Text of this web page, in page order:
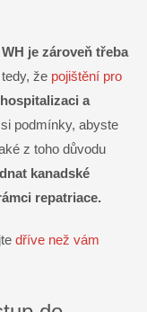
je zároveň třeba
že pojištění pro
a
podmínky, abyste
z toho důvodu
kanadské
repatriace.
dříve než vám